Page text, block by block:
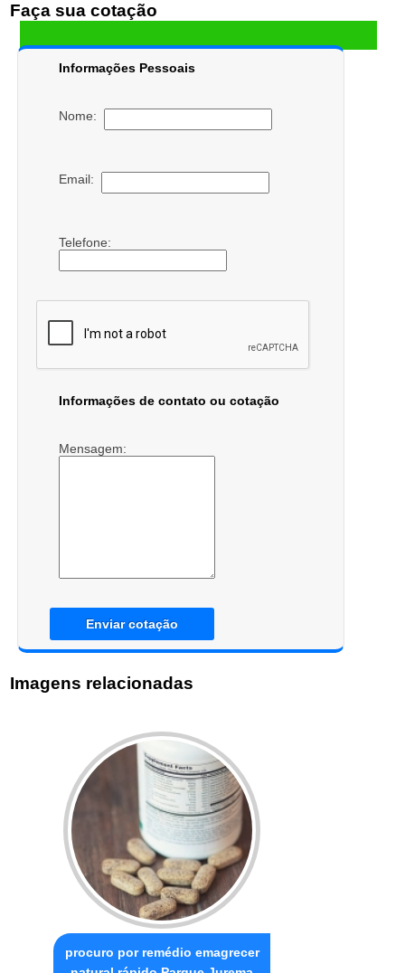
Faça sua cotação
Informações Pessoais
Nome:
Email:
Telefone:
Informações de contato ou cotação
Mensagem:
Enviar cotação
Imagens relacionadas
procuro por remédio emagrecer